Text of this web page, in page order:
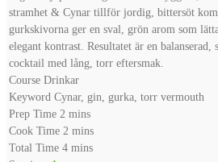
stramhet & Cynar tillför jordig, bittersöt
gurkskivorna ger en sval, grön arom som
elegant kontrast. Resultatet är en
cocktail med lång, torr eftersmak.
Course Drinkar
Keyword Cynar, gin, gurka, torr vermouth
Prep Time 2 minutes
mins
Cook Time 2 minutes
mins
Total Time 4minutes
mins